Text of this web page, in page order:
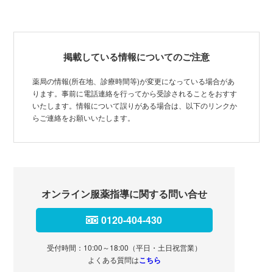
掲載している情報についてのご注意
薬局の情報(所在地、診療時間等)が変更になっている場合があ
ります。事前に電話連絡を行ってから受診されることをおすす
いたします。情報について誤りがある場合は、以下のリンクか
らご連絡をお願いいたします。
オンライン服薬指導に関する問い合せ
0120-404-430
受付時間：10:00～18:00（平日・土日祝営業）
よくある質問はこちら